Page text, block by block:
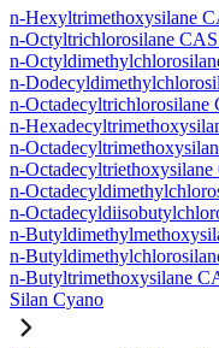
n-Hexyltrimethoxysilane
n-Octyltrichlorosilane
n-
n-
n-Octadecyltrichlorosilane
n-
n-
n-
n-
n-
n-
n-
n-Butyltrimethoxysilane
Silan Cyano